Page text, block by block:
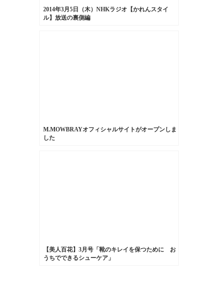
2014年3月5日（木）NHKラジオ【かれんスタイ
ル】放送の裏側編
M.MOWBRAYオフィシャルサイトがオープンしま
した
【美人百花】3月号「靴のキレイを保つために お
うちでできるシューケア」